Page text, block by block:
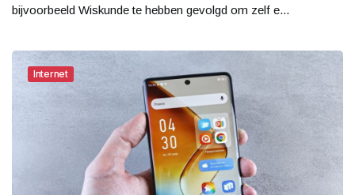
bijvoorbeeld Wiskunde te hebben gevolgd om zelf e...
Internet